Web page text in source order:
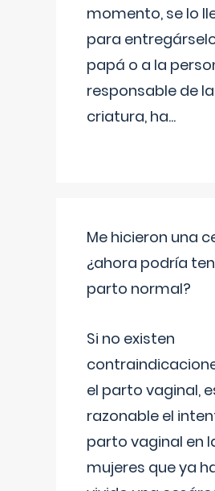
momento, se lo
para
papá o a la
responsable de la
criatura, ha...
Me hicieron una
¿ahora podría
parto normal?
Si no existen
el parto vaginal,
razonable el
parto vaginal en
mujeres que ya